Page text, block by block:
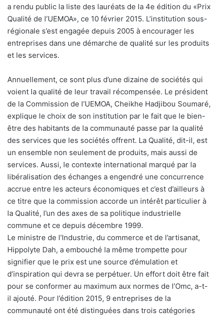
a rendu public la liste des lauréats de la 4e édition du «Prix
Qualité de l’UEMOA», ce 10 février 2015. L’institution sous-
régionale s’est engagée depuis 2005 à encourager les
entreprises dans une démarche de qualité sur les produits
et les services.
Annuellement, ce sont plus d’une dizaine de sociétés qui
voient la qualité de leur travail récompensée. Le président
de la Commission de l’UEMOA, Cheikhe Hadjibou Soumaré,
explique le choix de son institution par le fait que le bien-
être des habitants de la communauté passe par la qualité
des services que les sociétés offrent. La Qualité, dit-il, est
un ensemble non seulement de produits, mais aussi de
services. Aussi, le contexte international marqué par la
libéralisation des échanges a engendré une concurrence
accrue entre les acteurs économiques et c’est d’ailleurs à
ce titre que la commission accorde un intérêt particulier à
la Qualité, l’un des axes de sa politique industrielle
commune et ce depuis décembre 1999.
Le ministre de l’Industrie, du commerce et de l’artisanat,
Hippolyte Dah, a embouché la même trompette pour
signifier que le prix est une source d’émulation et
d’inspiration qui devra se perpétuer. Un effort doit être fait
pour se conformer au maximum aux normes de l’Omc, a-t-
il ajouté. Pour l’édition 2015, 9 entreprises de la
communauté ont été distinguées dans trois catégories